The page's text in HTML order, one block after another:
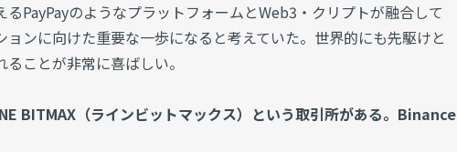
PayPayのようなプラットフォームとWeb3・クリプトが融合して
ンに向けた重要な一歩になると考えていた。世界的にも先駆けと
ことが非常に喜ばしい。
BITMAX（ラインビットマックス）という取引所がある。Binance